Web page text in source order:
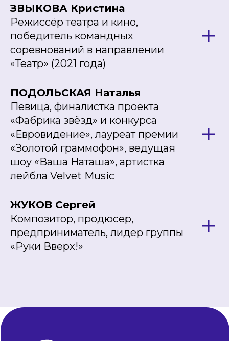
ЗВЫКОВА Кристина
Режиссёр театра и кино,
победитель командных
соревнований в направлении
«Театр» (2021 года)
ПОДОЛЬСКАЯ Наталья
Певица, финалистка проекта
«Фабрика звёзд» и конкурса
«Евровидение», лауреат премии
«Золотой граммофон», ведущая
шоу «Ваша Наташа», артистка
лейбла Velvet Music
ЖУКОВ Сергей
Композитор, продюсер,
предприниматель, лидер группы
«Руки Вверх!»